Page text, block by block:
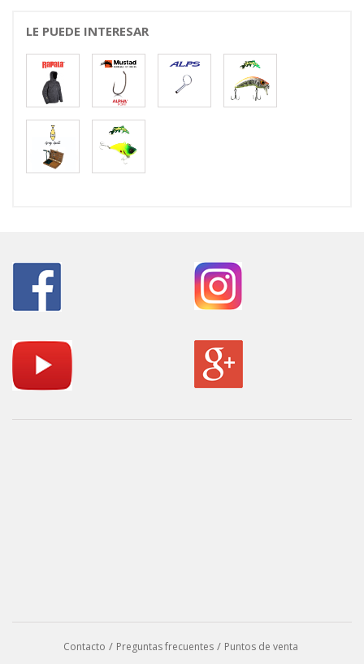
LE PUEDE INTERESAR
Contacto Preguntas frecuentes
Puntos de venta